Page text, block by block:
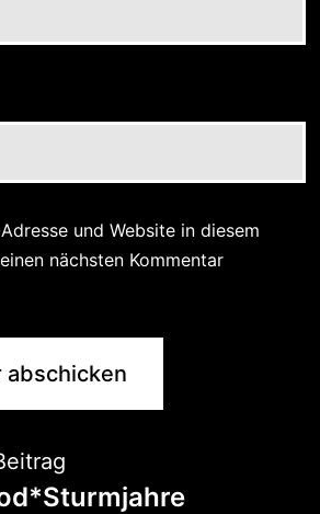
und Website in diesem
nächsten Kommentar